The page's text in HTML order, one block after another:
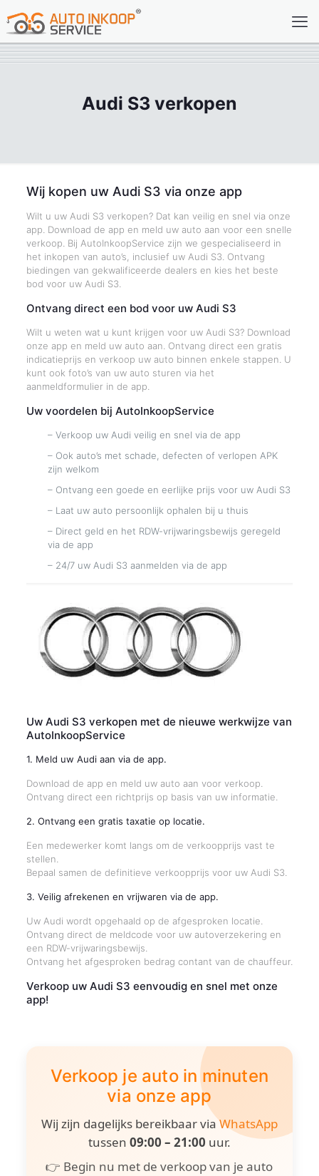
Audi S3 verkopen
Wij kopen uw Audi S3 via onze app
Wilt u uw Audi S3 verkopen? Dat kan veilig en snel via onze
app. Download de app en meld uw auto aan voor een snelle
verkoop. Bij AutoInkoopService zijn we gespecialiseerd in
het inkopen van auto’s, inclusief uw Audi S3. Ontvang
biedingen van gekwalificeerde dealers en kies het beste
bod voor uw Audi S3.
Ontvang direct een bod voor uw Audi S3
Wilt u weten wat u kunt krijgen voor uw Audi S3? Download
onze app en meld uw auto aan. Ontvang direct een gratis
indicatieprijs en verkoop uw auto binnen enkele stappen. U
kunt ook foto’s van uw auto sturen via het
aanmeldformulier in de app.
Uw voordelen bij AutoInkoopService
– Verkoop uw Audi veilig en snel via de app
– Ook auto’s met schade, defecten of verlopen APK
zijn welkom
– Ontvang een goede en eerlijke prijs voor uw Audi S3
– Laat uw auto persoonlijk ophalen bij u thuis
– Direct geld en het RDW-vrijwaringsbewijs geregeld
via de app
– 24/7 uw Audi S3 aanmelden via de app
Uw Audi S3 verkopen met de nieuwe werkwijze van
AutoInkoopService
1. Meld uw Audi aan via de app.
Download de app en meld uw auto aan voor verkoop.
Ontvang direct een richtprijs op basis van uw informatie.
2. Ontvang een gratis taxatie op locatie.
Een medewerker komt langs om de verkoopprijs vast te
stellen.
Bepaal samen de definitieve verkoopprijs voor uw Audi S3.
3. Veilig afrekenen en vrijwaren via de app.
Uw Audi wordt opgehaald op de afgesproken locatie.
Ontvang direct de meldcode voor uw autoverzekering en
een RDW-vrijwaringsbewijs.
Ontvang het afgesproken bedrag contant van de chauffeur.
Verkoop uw Audi S3 eenvoudig en snel met onze
app!
Verkoop je auto in minuten
via onze app
Wij zijn dagelijks bereikbaar viaWhatsApp
tussen 09:00 – 21:00 uur.
👉 Begin nu met de verkoop van je auto